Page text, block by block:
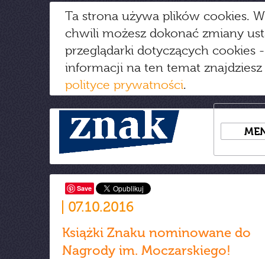
Ta strona używa plików cookies.
chwili możesz dokonać zmiany
przeglądarki dotyczących cookies
informacji na ten temat
polityce prywatności.
Save
07.10.2016
Książki Znaku nominowane do
Nagrody im. Moczarskiego!